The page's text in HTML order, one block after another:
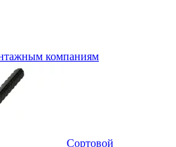
компаниям
Сортовой